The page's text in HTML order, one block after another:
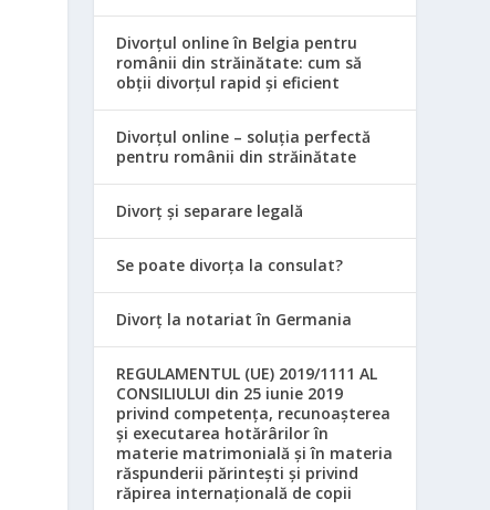
Divorțul online în Belgia pentru
românii din străinătate: cum să
obții divorțul rapid și eficient
Divorțul online – soluția perfectă
pentru românii din străinătate
Divorț și separare legală
Se poate divorța la consulat?
Divorț la notariat în Germania
REGULAMENTUL (UE) 2019/1111 AL
CONSILIULUI din 25 iunie 2019
privind competența, recunoașterea
și executarea hotărârilor în
materie matrimonială și în materia
răspunderii părintești și privind
răpirea internațională de copii